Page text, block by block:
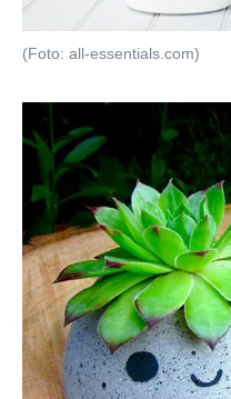
(Foto: all-essentials.com)